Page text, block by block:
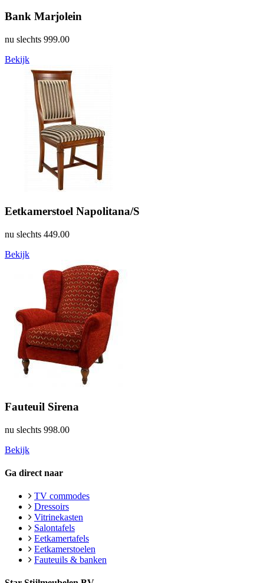
Bank Marjolein
nu slechts 999.00
Bekijk
Eetkamerstoel Napolitana/S
nu slechts 449.00
Bekijk
Fauteuil Sirena
nu slechts 998.00
Bekijk
Ga direct naar
TV commodes
Dressoirs
Vitrinekasten
Salontafels
Eetkamertafels
Eetkamerstoelen
Fauteuils & banken